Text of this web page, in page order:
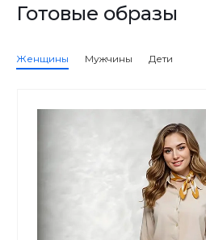
Готовые образы
Женщины Мужчины Дети